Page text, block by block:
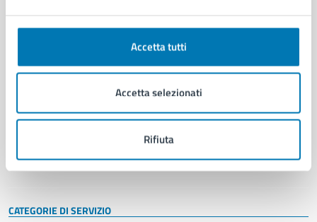
Accetta tutti
Accetta selezionati
Rifiuta
Aree amministrative
Uffici
Politici
Intranet, posta aziendale e protocollo
CATEGORIE DI SERVIZIO